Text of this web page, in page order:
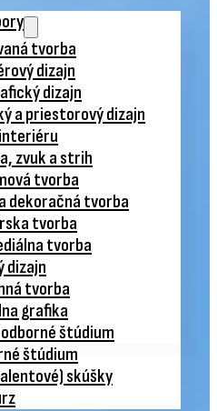
tvorba
dizajn
dizajn
a priestorový dizajn
zvuk a strih
tvorba
dekoračná tvorba
tvorba
tvorba
dizajn
tvorba
grafika
štúdium
štúdium
skúšky